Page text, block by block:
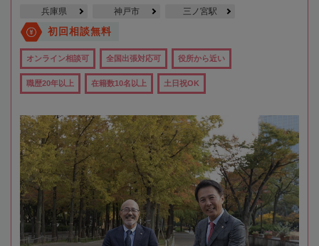
兵庫県 神戸市 三ノ宮駅
初回相談無料
オンライン相談可 全国出張対応可 役所から近い
職歴20年以上 在籍数10名以上 土日祝OK